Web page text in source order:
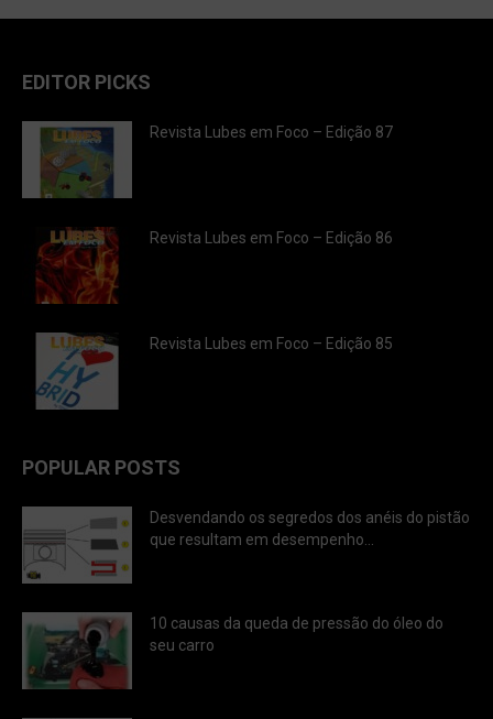
EDITOR PICKS
Revista Lubes em Foco – Edição 87
Revista Lubes em Foco – Edição 86
Revista Lubes em Foco – Edição 85
POPULAR POSTS
Desvendando os segredos dos anéis do pistão
que resultam em desempenho...
10 causas da queda de pressão do óleo do
seu carro